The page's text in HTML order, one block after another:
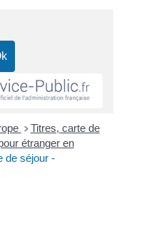
> Titres, carte de
étranger en
de séjour -